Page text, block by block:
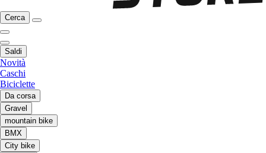
Cerca
Saldi
Novità
Caschi
Biciclette
Da corsa
Gravel
mountain bike
BMX
City bike